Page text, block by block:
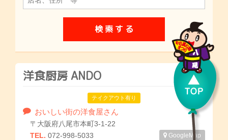
洋食厨房 ANDO
テイクアウト有り
おいしい街の洋食屋さん
〒大阪府八尾市本町3-1-22
GoogleMap
TEL. 072-998-5033